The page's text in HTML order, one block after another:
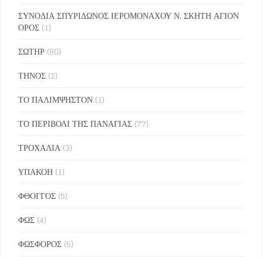
ΣΥΝΟΔΙΑ ΣΠΥΡΙΔΩΝΟΣ ΙΕΡΟΜΟΝΑΧΟΥ Ν. ΣΚΗΤΗ ΑΓΙΟΝ
ΟΡΟΣ (1)
ΣΩΤΗΡ (80)
ΤΗΝΟΣ (2)
ΤΟ ΠΑΛΙΜΨΗΣΤΟΝ (1)
ΤΟ ΠΕΡΙΒΟΛΙ ΤΗΣ ΠΑΝΑΓΙΑΣ (77)
ΤΡΟΧΑΛΙΑ (3)
ΥΠΑΚΟΗ (1)
ΦΘΟΓΓΟΣ (5)
ΦΩΣ (4)
ΦΩΣΦΟΡΟΣ (5)